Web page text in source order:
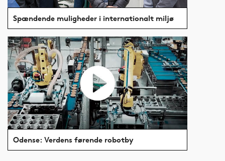
Spændende muligheder i internationalt miljø
Odense: Verdens førende robotby